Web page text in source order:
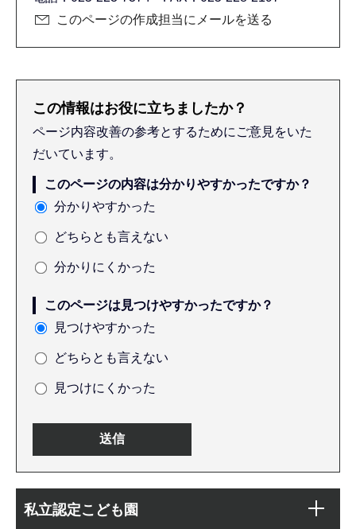
このページの作成担当にメールを送る
この情報はお役に立ちましたか？
ページ内容改善の参考とするためにご意見をいた
だいています。
このページの内容は分かりやすかったですか？
分かりやすかった
どちらとも言えない
分かりにくかった
このページは見つけやすかったですか？
見つけやすかった
どちらとも言えない
見つけにくかった
文
ブ
私立認定こども園